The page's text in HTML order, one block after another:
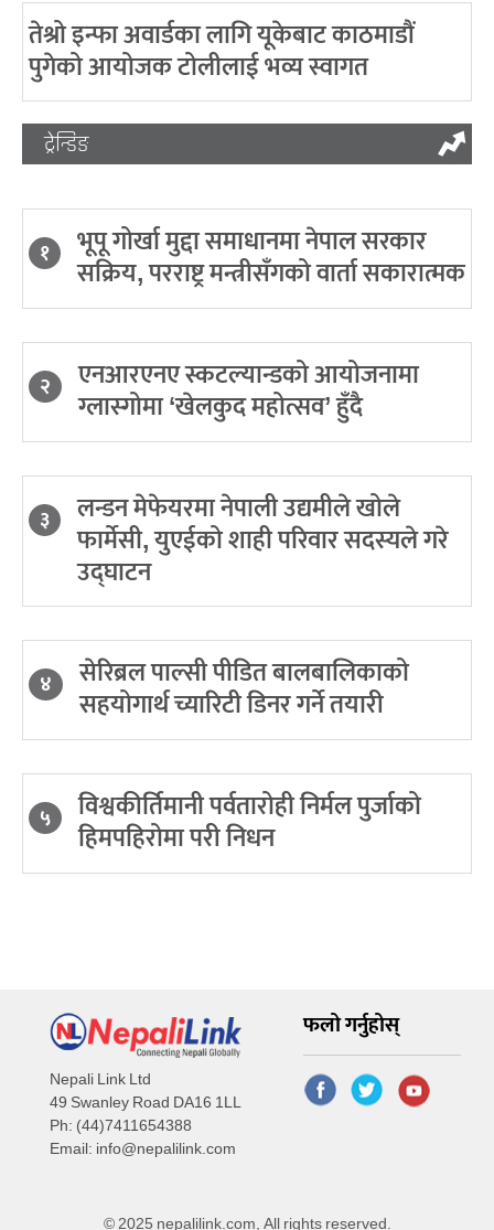
तेश्रो इन्फा अवार्डका लागि यूकेबाट काठमाडौं
पुगेको आयोजक टोलीलाई भव्य स्वागत
ट्रेन्डिङ
१ भूपू गोर्खा मुद्दा समाधानमा नेपाल सरकार
सक्रिय, परराष्ट्र मन्त्रीसँगको वार्ता सकारात्मक
२ एनआरएनए स्कटल्यान्डको आयोजनामा
ग्लास्गोमा ‘खेलकुद महोत्सव’ हुँदै
३ लन्डन मेफेयरमा नेपाली उद्यमीले खोले
फार्मेसी, युएईको शाही परिवार सदस्यले गरे
उद्घाटन
४ सेरिब्रल पाल्सी पीडित बालबालिकाको
सहयोगार्थ च्यारिटी डिनर गर्ने तयारी
५ विश्वकीर्तिमानी पर्वतारोही निर्मल पुर्जाको
हिमपहिरोमा परी निधन
Nepali Link Ltd
49 Swanley Road DA16 1LL
Ph: (44)7411654388
Email: info@nepalilink.com
फलो गर्नुहोस्
© 2025 nepalilink.com, All rights reserved.